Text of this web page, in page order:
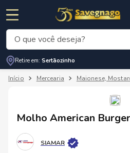
CUPOM DE DESCONTO
O que você deseja?
Retire em: Sertãozinho
Mercearia Maionese,
Molho American
SIAMAR
Termos mais buscados
3º
cerveja
4º
carne